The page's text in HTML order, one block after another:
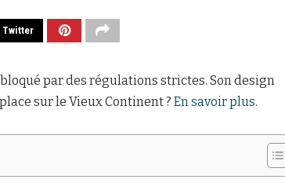
Twitter
par des régulations strictes. Son design
sur le Vieux Continent ? En savoir plus.